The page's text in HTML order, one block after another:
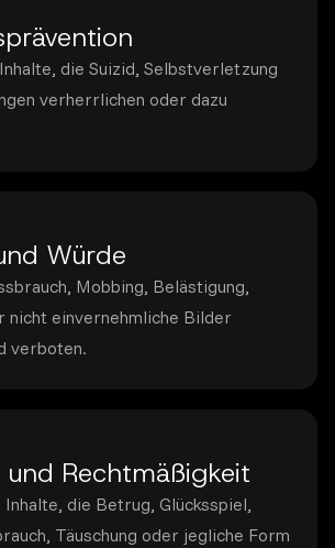
die Suizid, Selbstverletzung
verherrlichen oder dazu
Würde
Mobbing, Belästigung,
nicht einvernehmliche Bilder
verboten.
Rechtmäßigkeit
die Betrug, Glücksspiel,
Täuschung oder jegliche Form